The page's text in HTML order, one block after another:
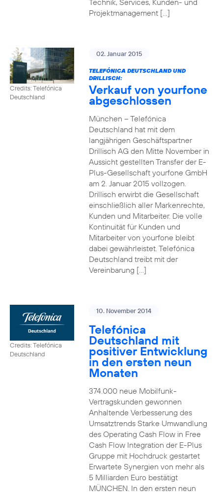
Technik, Services, Kunden- und
Projektmanagement […]
Credits: Telefónica
Deutschland
02. Januar 2015
TELEFÓNICA DEUTSCHLAND UND
DRILLISCH:
Verkauf von yourfone
abgeschlossen
München – Telefónica
Deutschland hat mit dem
langjährigen Geschäftspartner
Drillisch AG den Mitte November in
Aussicht gestellten Transfer der E-
Plus-Gesellschaft yourfone GmbH
am 2. Januar 2015 vollzogen.
Drillisch erwirbt die Gesellschaft
einschließlich aller Markenrechte,
Kunden und Mitarbeiter. Die volle
Kontinuität für Kunden und
Mitarbeiter von yourfone bleibt
dabei gewährleistet. Telefónica
Deutschland treibt mit der
Vereinbarung […]
Credits: Telefónica
Deutschland
10. November 2014
Telefónica
Deutschland mit
positiver Entwicklung
in den ersten neun
Monaten
374.000 neue Mobilfunk-
Vertragskunden gewonnen
Anhaltende Verbesserung des
Umsatztrends Starke Umwandlung
des Operating Cash Flow in Free
Cash Flow Integration der E-Plus
Gruppe mit Hochdruck gestartet
Erwartete Synergien von mehr als
5 Milliarden Euro bestätigt
MÜNCHEN. In den ersten neun